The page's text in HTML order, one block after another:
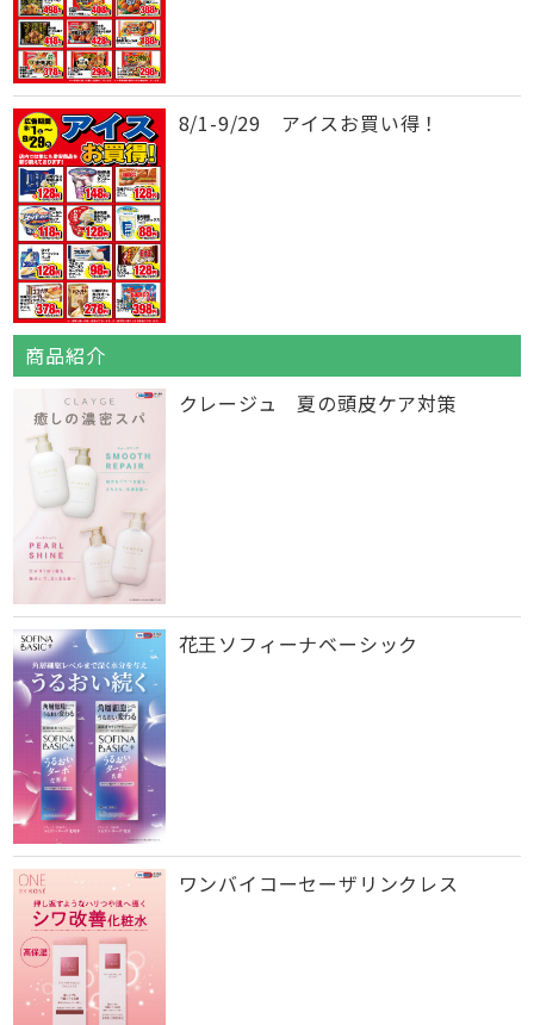
8/1-9/29 アイスお買い得！
商品紹介
クレージュ 夏の頭皮ケア対策
花王ソフィーナベーシック
ワンバイコーセーザリンクレス